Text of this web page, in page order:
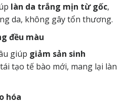
làn da trắng mịn từ gốc,
da, không gây tổn thương.
đều màu
giúp giảm sản sinh
tạo tế bào mới, mang lại làn
hóa